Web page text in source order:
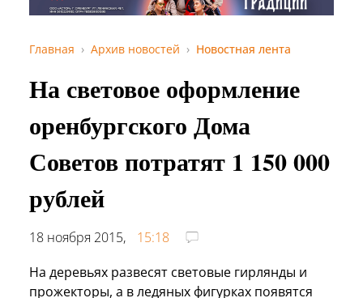
Главная Архив новостей Новостная лента
На световое оформление
оренбургского Дома
Советов потратят 1 150 000
рублей
18 ноября 2015,
15:18
На деревьях развесят световые гирлянды и
прожекторы, а в ледяных фигурках появятся